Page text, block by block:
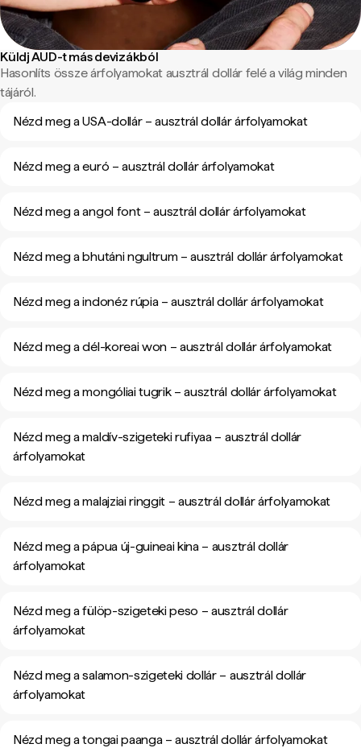
Küldj AUD-t más devizákból
Hasonlíts össze árfolyamokat ausztrál dollár felé a világ minden
tájáról.
Nézd meg a USA-dollár – ausztrál dollár árfolyamokat
Nézd meg a euró – ausztrál dollár árfolyamokat
Nézd meg a angol font – ausztrál dollár árfolyamokat
Nézd meg a bhutáni ngultrum – ausztrál dollár árfolyamokat
Nézd meg a indonéz rúpia – ausztrál dollár árfolyamokat
Nézd meg a dél-koreai won – ausztrál dollár árfolyamokat
Nézd meg a mongóliai tugrik – ausztrál dollár árfolyamokat
Nézd meg a maldív-szigeteki rufiyaa – ausztrál dollár
árfolyamokat
Nézd meg a malajziai ringgit – ausztrál dollár árfolyamokat
Nézd meg a pápua új-guineai kina – ausztrál dollár
árfolyamokat
Nézd meg a fülöp-szigeteki peso – ausztrál dollár
árfolyamokat
Nézd meg a salamon-szigeteki dollár – ausztrál dollár
árfolyamokat
Nézd meg a tongai paanga – ausztrál dollár árfolyamokat